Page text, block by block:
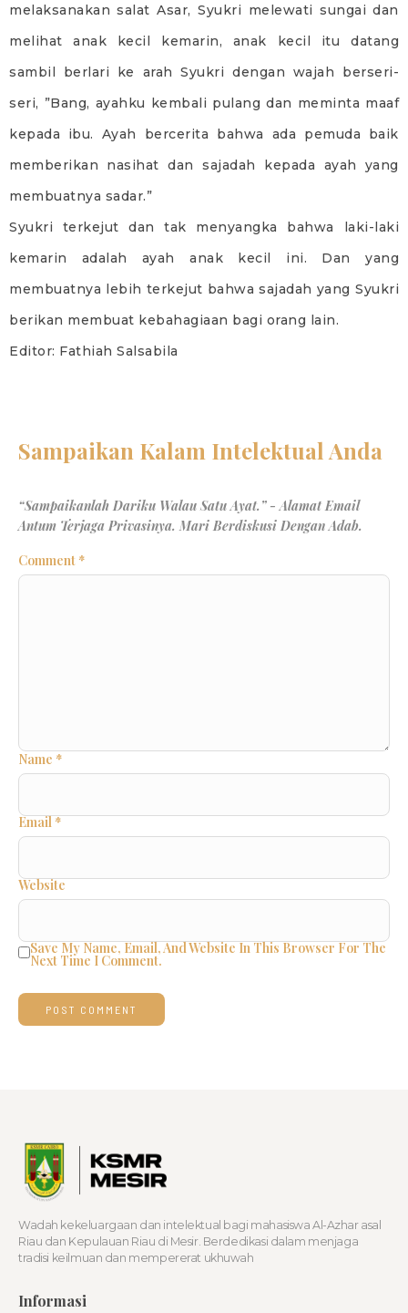
melaksanakan salat Asar, Syukri melewati sungai dan
melihat anak kecil kemarin, anak kecil itu datang
sambil berlari ke arah Syukri dengan wajah berseri-
seri, ”Bang, ayahku kembali pulang dan meminta maaf
kepada ibu. Ayah bercerita bahwa ada pemuda baik
memberikan nasihat dan sajadah kepada ayah yang
membuatnya sadar.”
Syukri terkejut dan tak menyangka bahwa laki-laki
kemarin adalah ayah anak kecil ini. Dan yang
membuatnya lebih terkejut bahwa sajadah yang Syukri
berikan membuat kebahagiaan bagi orang lain.
Editor: Fathiah Salsabila
Comment*
Name *
Email*
Website
Save My Name, Email, And Website In This Browser For The
Next Time I Comment.
Wadah kekeluargaan dan intelektual bagi mahasiswa Al-Azhar asal
Riau dan Kepulauan Riau di Mesir. Berdedikasi dalam menjaga
tradisi keilmuan dan mempererat ukhuwah
Informasi